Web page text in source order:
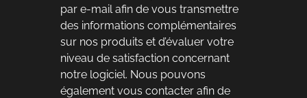
par e-mail afin de vous transmettre
des informations complémentaires
sur nos produits et d’évaluer votre
niveau de satisfaction concernant
notre logiciel. Nous pouvons
également vous contacter afin de